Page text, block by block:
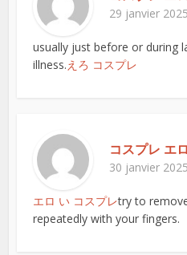
29 janvier
usually just before or during
illness.えろ コスプレ
コスプレ エロ
30 janvier
エロ い コスプレtry to
repeatedly with your fingers.